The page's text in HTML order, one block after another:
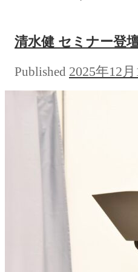
清水健 セミナー登
Published 2025年12月